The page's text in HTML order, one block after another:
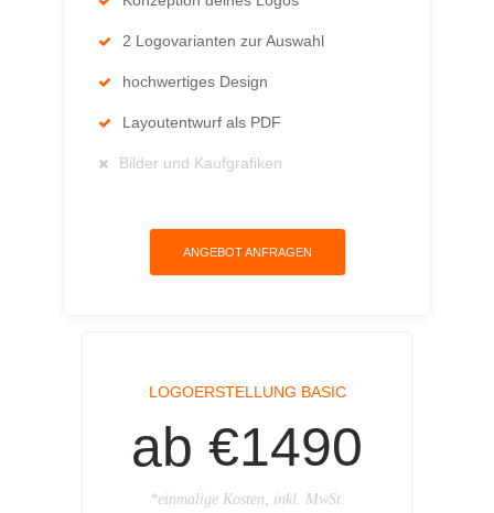
2 Logovarianten zur Auswahl
hochwertiges Design
Layoutentwurf als PDF
Bilder und Kaufgrafiken
ANGEBOT ANFRAGEN
LOGOERSTELLUNG BASIC
ab €1490
*einmalige Kosten, inkl. MwSt.